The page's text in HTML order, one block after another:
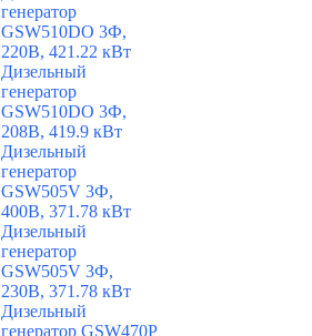
генератор
GSW510DO 3Ф,
220В, 421.22 кВт
Дизельный
генератор
GSW510DO 3Ф,
208В, 419.9 кВт
Дизельный
генератор
GSW505V 3Ф,
400В, 371.78 кВт
Дизельный
генератор
GSW505V 3Ф,
230В, 371.78 кВт
Дизельный
генератор GSW470P